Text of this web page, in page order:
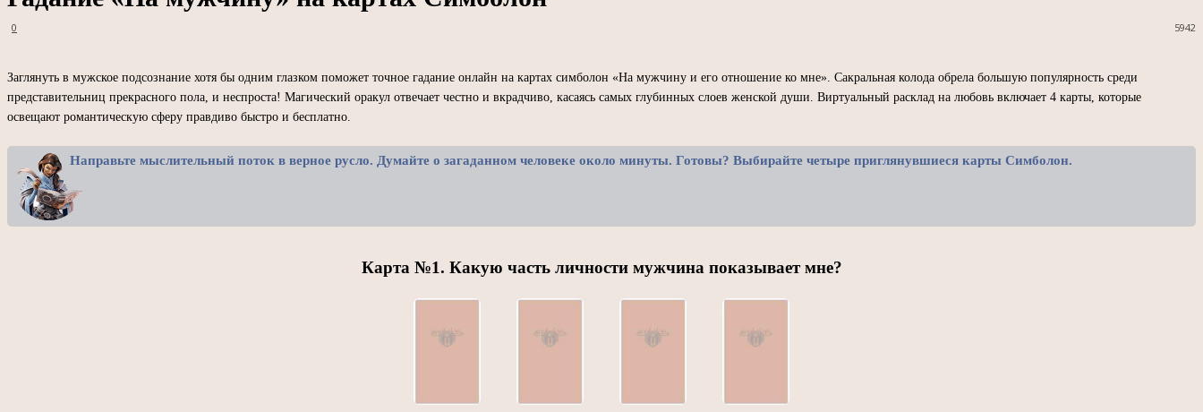
5942
0
Заглянуть в мужское подсознание хотя бы одним глазком поможет точное гадание онлайн на картах симболон «На мужчину и его отношение ко мне». Сакральная колода обрела большую популярность среди
представительниц прекрасного пола, и неспроста! Магический оракул отвечает честно и вкрадчиво, касаясь самых глубинных слоев женской души. Виртуальный расклад на любовь включает 4 карты, которые
освещают романтическую сферу правдиво быстро и бесплатно.
Направьте мыслительный поток в верное русло. Думайте о загаданном человеке около минуты. Готовы? Выбирайте четыре приглянувшиеся карты Симболон.
Карта №1. Какую часть личности мужчина показывает мне?